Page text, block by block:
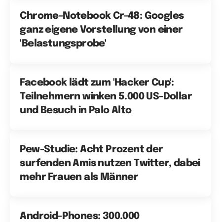
Chrome-Notebook Cr-48: Googles
ganz eigene Vorstellung von einer
'Belastungsprobe'
Facebook lädt zum 'Hacker Cup':
Teilnehmern winken 5.000 US-Dollar
und Besuch in Palo Alto
Pew-Studie: Acht Prozent der
surfenden Amis nutzen Twitter, dabei
mehr Frauen als Männer
Android-Phones: 300.000